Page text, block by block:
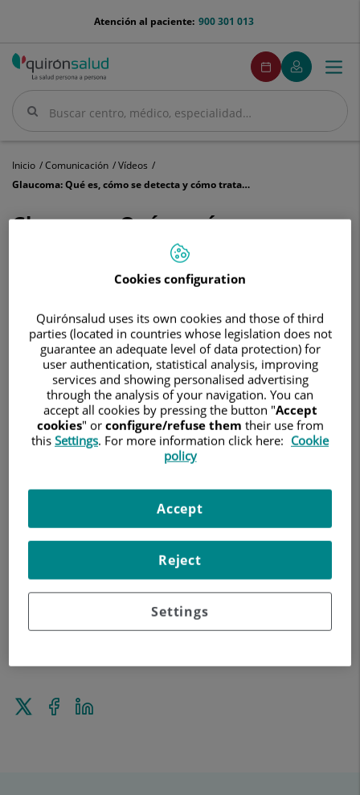
menu-
900 301 013
Atención al paciente:
Buscar
Buscar
menuPedirCita
Pedir
cita
Mi
Quirónsalud
Menú
Inicio Comunicación
Vídeos
Glaucoma: Qué es, cómo se detecta y cómo tratarlo
Glaucoma: Qué es, cómo se
detecta y cómo tratarlo
OFTALMOLOGÍA HOSPITAL QUIRÓNSALUD COSTA ADEJE
El glaucoma es una enfermedad ocular silenciosa que puede
provocar ceguera irreversible si no se detecta y trata a
tiempo. El doctor Patricio Adúriz, oftalmólogo del Hospital
de los 40 años e para poder detectar la enfermedad en sus
primeras fases, ya que el glaucoma suele evolucionar sin
Enviar
Compartir
en
Cookies configuration
Quirónsalud uses its own cookies and those of third
parties (located in countries whose legislation does not
guarantee an adequate level of data protection) for
user authentication, statistical analysis, improving
services and showing personalised advertising
through the analysis of your navigation. You can
accept all cookies by pressing the button "Accept
cookies" or configure/refuse them their use from
this Settings. For more information click here: Cookie
policy
Settings
Reject
Accept